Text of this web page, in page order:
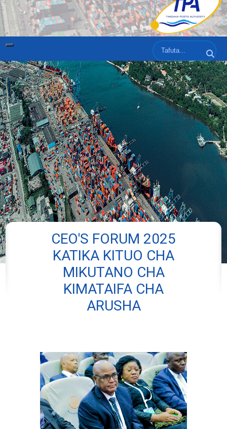
Tafuta
CEO'S FORUM 2025
KATIKA KITUO CHA
MIKUTANO CHA
KIMATAIFA CHA
ARUSHA